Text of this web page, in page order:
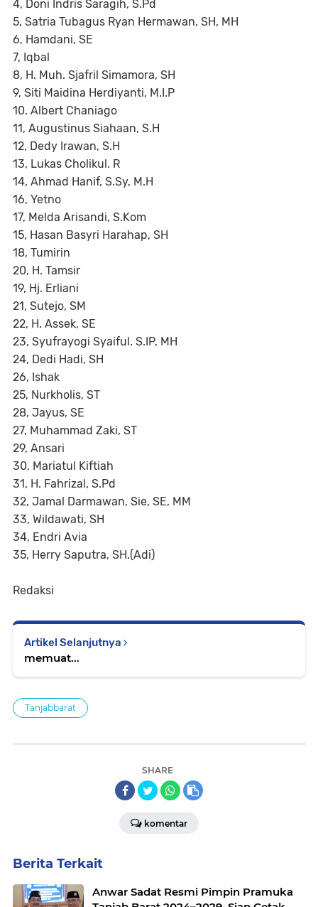
4, Doni Indris Saragih, S.Pd
5, Satria Tubagus Ryan Hermawan, SH, MH
6, Hamdani, SE
7, Iqbal
8, H. Muh. Sjafril Simamora, SH
9, Siti Maidina Herdiyanti, M.I.P
10. Albert Chaniago
11, Augustinus Siahaan, S.H
12, Dedy Irawan, S.H
13, Lukas Cholikul. R
14, Ahmad Hanif, S.Sy, M.H
16, Yetno
17, Melda Arisandi, S.Kom
15, Hasan Basyri Harahap, SH
18, Tumirin
20, H. Tamsir
19, Hj. Erliani
21, Sutejo, SM
22, H. Assek, SE
23, Syufrayogi Syaiful. S.IP, MH
24, Dedi Hadi, SH
26, Ishak
25, Nurkholis, ST
28, Jayus, SE
27, Muhammad Zaki, ST
29, Ansari
30, Mariatul Kiftiah
31, H. Fahrizal, S.Pd
32, Jamal Darmawan, Sie, SE, MM
33, Wildawati, SH
34, Endri Avia
35, Herry Saputra, SH.(Adi)
Redaksi
Artikel Selanjutnya
memuat...
Tanjabbarat
SHARE
komentar
Berita Terkait
Anwar Sadat Resmi Pimpin Pramuka